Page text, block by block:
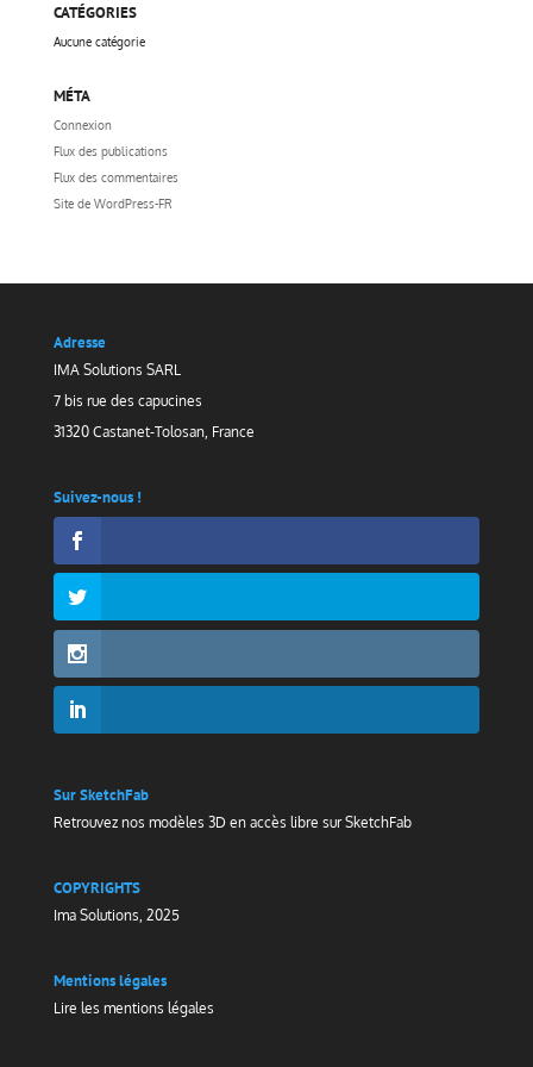
CATÉGORIES
Aucune catégorie
MÉTA
Connexion
Flux des publications
Flux des commentaires
Site de WordPress-FR
Adresse
IMA Solutions SARL
7 bis rue des capucines
31320 Castanet-Tolosan, France
Suivez-nous !
Sur SketchFab
Retrouvez nos modèles 3D en accès libre surSketchFab
COPYRIGHTS
Ima Solutions, 2025
Mentions légales
Lire les mentions légales